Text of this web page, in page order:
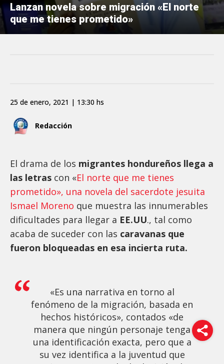
Lanzan novela sobre migración «El norte
que me tienes prometido»
Redacción
25 de enero, 2021 | 13:30 hs
El drama de los migrantes hondureños llega a
las letras con «El norte que me tienes
prometido», una novela del sacerdote jesuita
Ismael Moreno que muestra las innumerables
dificultades para llegar a EE.UU., tal como
acaba de suceder con las caravanas que
fueron bloqueadas en esa incierta ruta.
«Es una narrativa en torno al
fenómeno de la migración, basada en
hechos históricos», contados «de
manera que ningún personaje tenga
una identificación exacta, pero que a
su vez identifica a la juventud que